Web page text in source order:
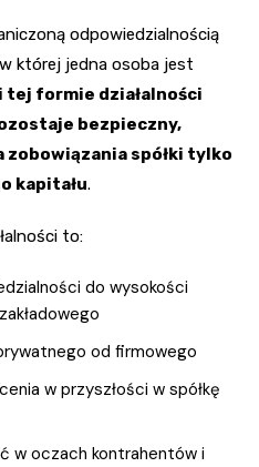
odpowiedzialnością
której jedna osoba jest
tej formie działalności
bezpieczny,
zobowiązania spółki tylko
kapitału.
to:
do wysokości
od firmowego
w przyszłości w spółkę
w oczach kontrahentów i